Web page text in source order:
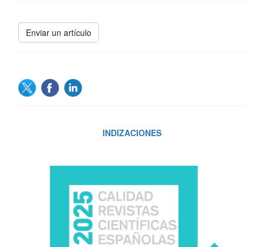
Enviar
un
Enviar un artículo
INDIZACIONES